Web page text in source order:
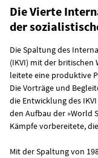
Die Vierte
der
Die Spaltung des
(IKVI) mit der britischen
leitete eine produktive
Die Vorträge und
die Entwicklung des
den Aufbau der »World
Kämpfe vorbereitete,
Mit der Spaltung von